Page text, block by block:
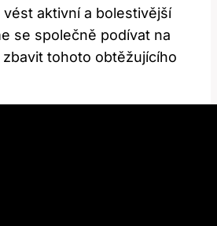
aktivní a bolestivější
se společně podívat na
tohoto obtěžujícího